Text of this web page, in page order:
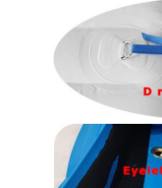
FABRIK-
AUSFLUG
TRETEN